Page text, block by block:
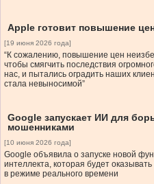
Apple готовит повышение
[19 июня 2026 года]
“К сожалению, повышение цен
чтобы смягчить последствия
нас, и пытались оградить наших
стала невыносимой”
Google запускает ИИ для
мошенниками
[10 июня 2026 года]
Google объявила о запуске новой
интеллекта, которая будет
в режиме реального времени